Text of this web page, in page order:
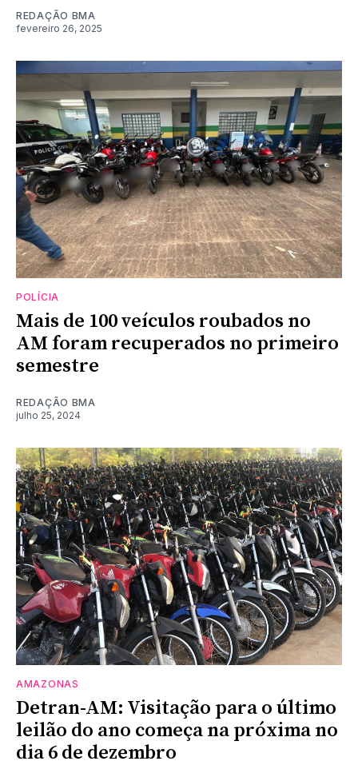
REDAÇÃO BMA
fevereiro 26, 2025
POLÍCIA
Mais de 100 veículos roubados no
AM foram recuperados no primeiro
semestre
REDAÇÃO BMA
julho 25, 2024
AMAZONAS
Detran-AM: Visitação para o último
leilão do ano começa na próxima no
dia 6 de dezembro